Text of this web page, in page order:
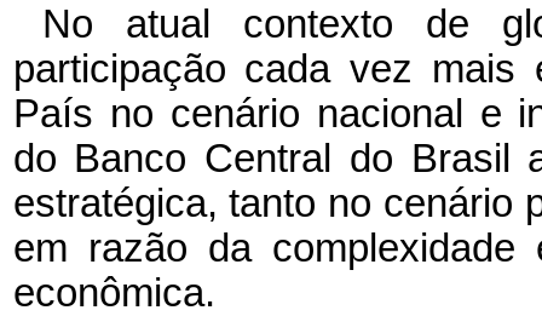
No atual contexto de
participação cada vez mais
País no cenário nacional e
do Banco Central do Brasil
estratégica, tanto no cenário
em razão da
econômica.